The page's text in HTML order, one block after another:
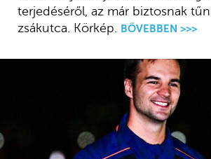
terjedéséről, az már biztosnak
zsákutca. Körkép. BŐVEBBEN >>>